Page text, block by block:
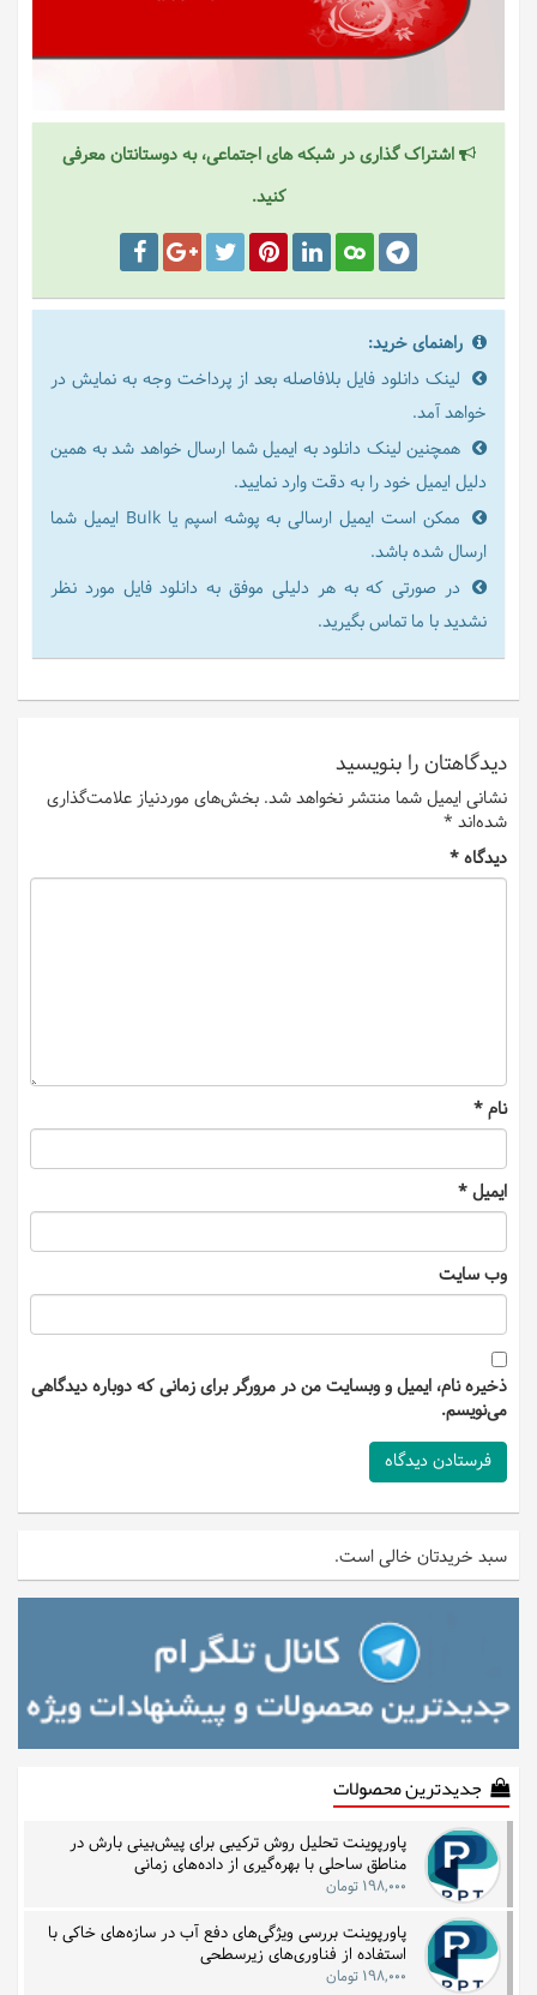
اشتراک گذاری در شبکه های اجتماعی، به دوستانتان معرفی
کنید.
راهنمای خرید:
لینک دانلود فایل بلافاصله بعد از پرداخت وجه به نمایش در
خواهد آمد.
همچنین لینک دانلود به ایمیل شما ارسال خواهد شد به همین
دلیل ایمیل خود را به دقت وارد نمایید.
ممکن است ایمیل ارسالی به پوشه اسپم یا Bulk ایمیل شما
ارسال شده باشد.
در صورتی که به هر دلیلی موفق به دانلود فایل مورد نظر
نشدید با ما تماس بگیرید.
دیدگاهتان را بنویسید
نشانی ایمیل شما منتشر نخواهد شد. بخش‌های موردنیاز علامت‌گذاری
شده‌اند *
دیدگاه*
نام*
ایمیل*
وب‌ سایت
ذخیره نام، ایمیل و وبسایت من در مرورگر برای زمانی که دوباره دیدگاهی
می‌نویسم.
سبد خریدتان خالی است.
جدیدترین محصولات
پاورپوینت تحلیل روش ترکیبی برای پیش‌بینی بارش در
مناطق ساحلی با بهره‌گیری از داده‌های زمانی
۱۹۸,۰۰۰ تومان
پاورپوینت بررسی ویژگی‌های دفع آب در سازه‌های خاکی با
استفاده از فناوری‌های زیرسطحی
۱۹۸,۰۰۰ تومان